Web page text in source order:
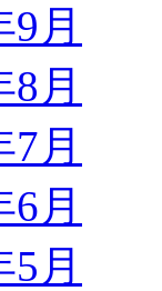
9月
8月
7月
6月
5月